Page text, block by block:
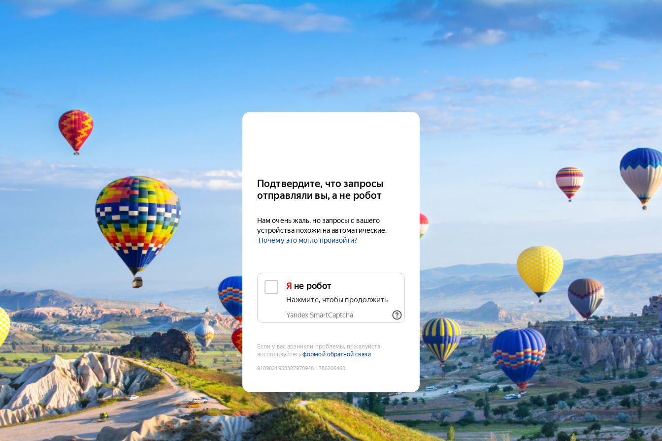
Подтвердите, что запросы
отправляли вы, а не робот
Нам очень жаль, но запросы с вашего
устройства похожи на автоматические.
Почему это могло произойти?
Я не робот
Нажмите, чтобы продолжить
Yandex SmartCaptcha
Если у вас возникли проблемы, пожалуйста,
воспользуйтесьформой обратной связи
9189821953307970948:1786206460